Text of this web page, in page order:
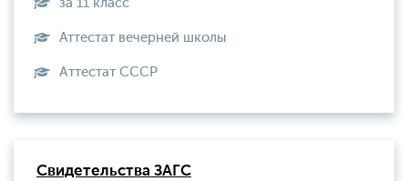
за 11 класс
Аттестат вечерней школы
Aттестат СССР
Свидетельства ЗАГС